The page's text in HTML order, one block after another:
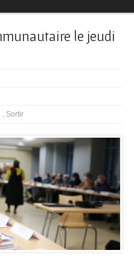
le jeudi
, Sortir